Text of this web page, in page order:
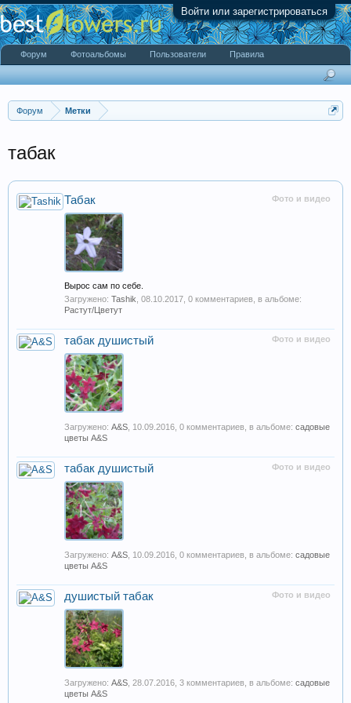
Войти или зарегистрироваться
Форум Метки
табак
Фото и видео
Табак
Вырос сам по себе.
Загружено: Tashik 08.10.2017 , 0 комментариев, в альбоме:
Растут/Цветут
Фото и видео
табак душистый
Загружено: A&S 10.09.2016 , 0 комментариев, в альбоме: садовые
цветы A&S
Фото и видео
табак душистый
Загружено: A&S 10.09.2016 , 0 комментариев, в альбоме: садовые
цветы A&S
Фото и видео
душистый табак
Загружено: A&S 28.07.2016 , 3 комментариев, в альбоме: садовые
цветы A&S
Форум Фотоальбомы Пользователи Правила